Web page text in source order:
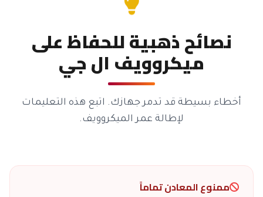
نصائح ذهبية للحفاظ على
ميكروويف ال جي
أخطاء بسيطة قد تدمر جهازك. اتبع هذه التعليمات
لإطالة عمر الميكروويف.
ممنوع المعادن تماماً